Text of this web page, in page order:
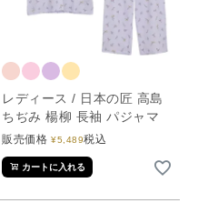
レディース / 日本の匠 高島
ちぢみ 楊柳 長袖 パジャマ
販売価格 ¥5,489税込
カートに入れる